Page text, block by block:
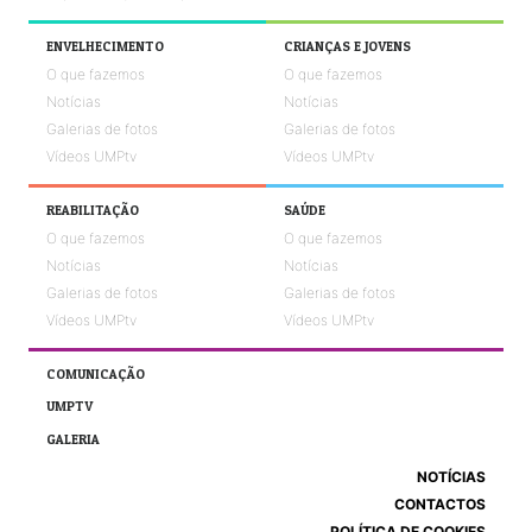
ENVELHECIMENTO
O que fazemos
Notícias
Galerias de fotos
Vídeos UMPtv
CRIANÇAS E JOVENS
O que fazemos
Notícias
Galerias de fotos
Vídeos UMPtv
REABILITAÇÃO
O que fazemos
Notícias
Galerias de fotos
Vídeos UMPtv
SAÚDE
O que fazemos
Notícias
Galerias de fotos
Vídeos UMPtv
COMUNICAÇÃO
UMPTV
GALERIA
NOTÍCIAS
CONTACTOS